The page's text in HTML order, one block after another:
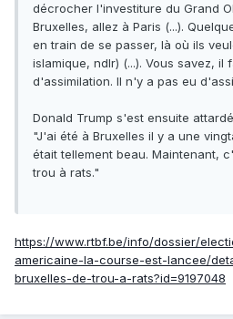
décrocher l'investiture du Grand
Bruxelles, allez à Paris (...).
en train de se passer, là où ils
islamique, ndlr) (...). Vous savez, il
d'assimilation. Il n'y a pas eu
Donald Trump s'est ensuite
"J'ai été à Bruxelles il y a une
était tellement beau. Maintenant,
trou à rats."
https://www.rtbf.be/info/dossier/
americaine-la-course-est-lancee/
bruxelles-de-trou-a-rats?id=9197048